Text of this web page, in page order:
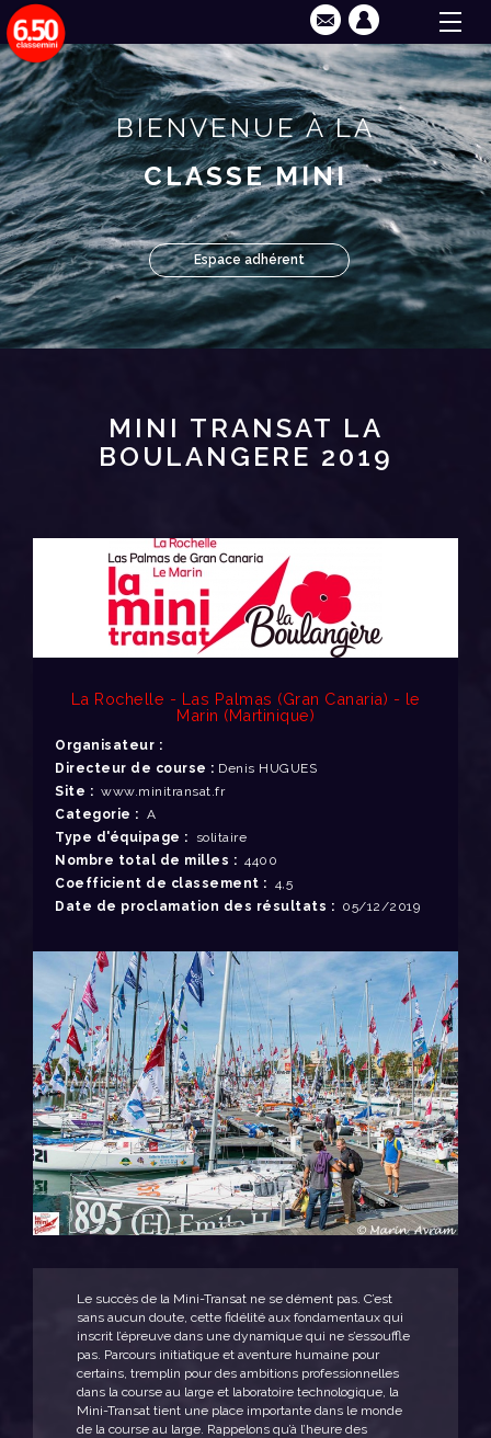
BIENVENUE À LA
CLASSE MINI
Espace adhérent
MINI TRANSAT LA
BOULANGERE 2019
La Rochelle - Las Palmas (Gran Canaria) - le
Marin (Martinique)
Organisateur :
Directeur de course : Denis HUGUES
Site : www.minitransat.fr
Categorie : A
Type d'équipage : solitaire
Nombre total de milles : 4400
Coefficient de classement : 4,5
Date de proclamation des résultats : 05/12/2019
Le succès de la Mini-Transat ne se dément pas. C’est
sans aucun doute, cette fidélité aux fondamentaux qui
inscrit l’épreuve dans une dynamique qui ne s’essouffle
pas. Parcours initiatique et aventure humaine pour
certains, tremplin pour des ambitions professionnelles
dans la course au large et laboratoire technologique, la
Mini-Transat tient une place importante dans le monde
de la course au large. Rappelons qu’à l’heure des